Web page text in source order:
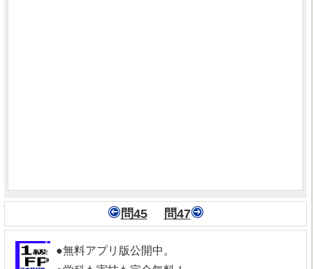
問45 問47
●無料アプリ版公開中。